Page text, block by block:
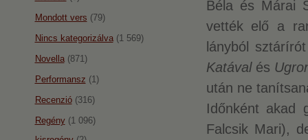
Béla és Márai
vették elő a
lányból
Katávalés
után ne
Időnként akad
Falcsik Mari),
Mondott vers (79)
Nincs kategorizálva(1 569)
Novella(871)
Performansz (1)
Recenzió(316)
Regény(1 096)